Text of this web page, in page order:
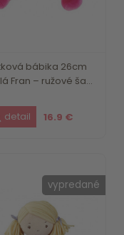
bábika 26cm
Fran – ružové ša...
16.9 €
vypredané